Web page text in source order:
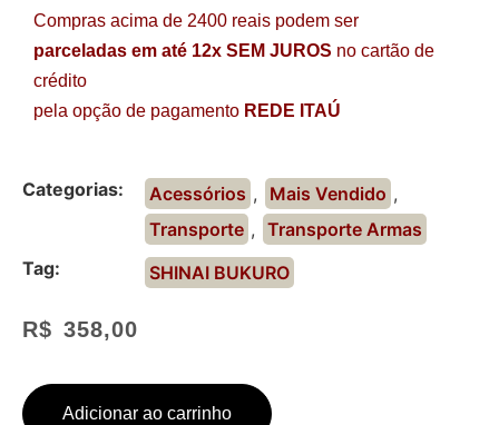
Compras acima de 2400 reais podem ser
parceladas em até 12x SEM JUROS no cartão de
crédito
pela opção de pagamento REDE ITAÚ
Categorias: Acessórios , Mais Vendido ,
Transporte , Transporte Armas
Tag:
SHINAI BUKURO
R$ 358,00
Adicionar ao carrinho